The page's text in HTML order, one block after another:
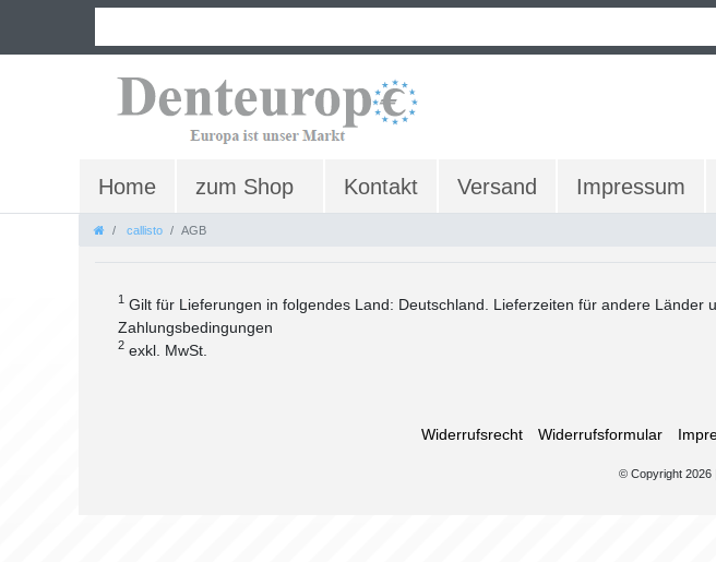
Home zum Shop Kontakt Versand Impressum
callisto AGB
1 Gilt für Lieferungen in folgendes Land: Deutschland. Lieferzeiten für andere
Zahlungsbedingungen
2 exkl. MwSt.
Widerrufs­recht Widerrufs­formular
© Copyright 2026